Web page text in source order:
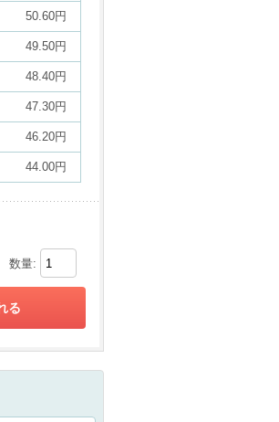
50.60円
49.50円
48.40円
47.30円
46.20円
44.00円
数量: